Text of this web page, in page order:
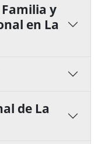
y
en La
de La